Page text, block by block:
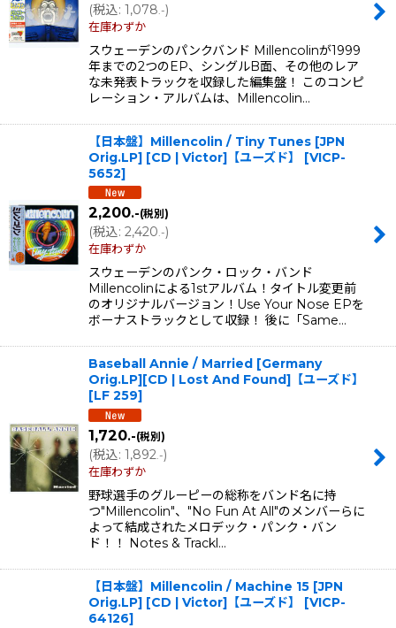
(税込: 1,078 .-)
在庫わずか
スウェーデンのパンクバンド Millencolinが1999
年までの2つのEP、シングルB面、その他のレア
な未発表トラックを収録した編集盤！ このコンピ
レーション・アルバムは、Millencolin…
【日本盤】Millencolin / Tiny Tunes [JPN
Orig.LP] [CD | Victor]【ユーズド】
[VICP-
5652]
2,200.-(税別)
(税込: 2,420.-)
在庫わずか
スウェーデンのパンク・ロック・バンド
Millencolinによる1stアルバム！タイトル変更前
のオリジナルバージョン！Use Your Nose EPを
ボーナストラックとして収録！ 後に「Same…
Baseball Annie / Married [Germany
Orig.LP][CD | Lost And Found]【ユーズド】
[LF 259]
1,720.-(税別)
(税込: 1,892.-)
在庫わずか
野球選手のグルーピーの総称をバンド名に持
つ"Millencolin"、"No Fun At All"のメンバーらに
よって結成されたメロデック・パンク・バン
ド！！ Notes & Trackl…
【日本盤】Millencolin / Machine 15 [JPN
Orig.LP] [CD | Victor]【ユーズド】
[VICP-
64126]